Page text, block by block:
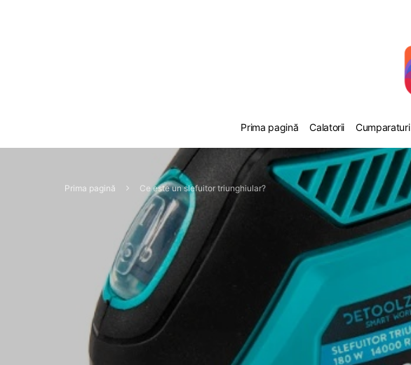
Prima pagină Calatorii Cumparaturi
Prima pagină Ce este un slefuitor triunghiular?